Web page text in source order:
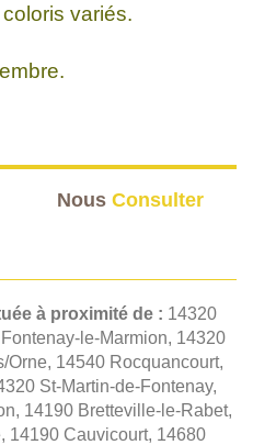
variés.
Nous Consulter
à proximité de : 14320
le-Marmion, 14320
Orne, 14540 Rocquancourt,
St-Martin-de-Fontenay,
14190 Bretteville-le-Rabet,
14190 Cauvicourt, 14680